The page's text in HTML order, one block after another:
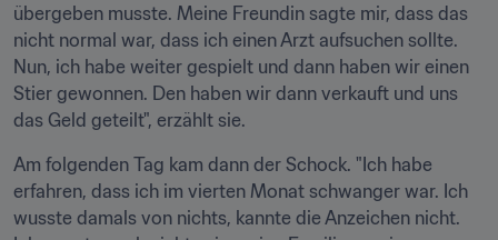
übergeben musste. Meine Freundin sagte mir, dass das
nicht normal war, dass ich einen Arzt aufsuchen sollte.
Nun, ich habe weiter gespielt und dann haben wir einen
Stier gewonnen. Den haben wir dann verkauft und uns
das Geld geteilt", erzählt sie.
Am folgenden Tag kam dann der Schock. "Ich habe
erfahren, dass ich im vierten Monat schwanger war. Ich
wusste damals von nichts, kannte die Anzeichen nicht.